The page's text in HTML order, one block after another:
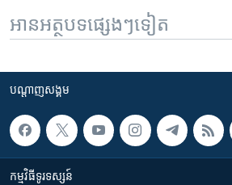
អានអត្ថបទផ្សេងៗទៀត
បណ្តាញ​សង្គម
កម្មវិធី​ទូរទស្សន៍